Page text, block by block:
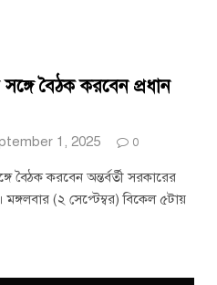
বৈঠক করবেন প্রধান
1, 2025 0
বৈঠক করবেন অন্তর্বর্তী সরকারের
(২ সেপ্টেম্বর) বিকেল ৫টায়